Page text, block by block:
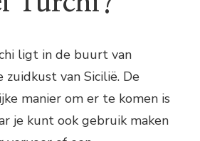
ligt in de buurt van
van Sicilië. De
manier om er te komen is
je kunt ook gebruik maken